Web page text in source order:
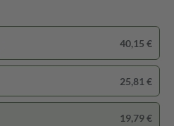
40,15 €
25,81 €
19,79 €